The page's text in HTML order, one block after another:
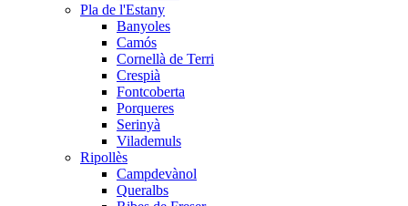
Pla de l'Estany
Banyoles
Camós
Cornellà de Terri
Crespià
Fontcoberta
Porqueres
Serinyà
Vilademuls
Ripollès
Campdevànol
Queralbs